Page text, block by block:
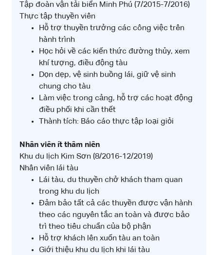
Tập đoàn vận tải biển Minh Phú (7/2015-7/2016)
Thực tập thuyền viên
Hỗ trợ thuyền trưởng các công việc trên
hành trình
Học hỏi về các kiến thức đường thủy, xem
khí tượng, điều động tàu
Dọn dẹp, vệ sinh buồng lái, giữ vệ sinh
chung cho tàu
Làm việc trong cảng, hỗ trợ các hoạt động
điều phối khi cần thết
Thành tích: Báo cáo thực tập loại giỏi
Nhân viên ít thâm niên
Khu du lịch Kim Sơn (8/2016-12/2019)
Nhân viên lái tàu
Lái tàu, du thuyền chở khách tham quan
trong khu du lịch
Đảm bảo tất cả các thuyền được vận hành
theo các nguyên tắc an toàn và được bảo
trì theo tiêu chuẩn của bộ phận
Hỗ trợ khách lên xuốn tàu an toàn
Giới thiệu khu du lịch khi lái tàu